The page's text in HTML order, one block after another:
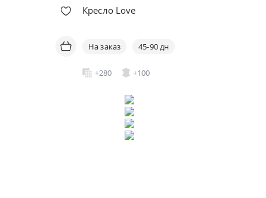
Кресло Love
На заказ 45-90 дн
+280 +100